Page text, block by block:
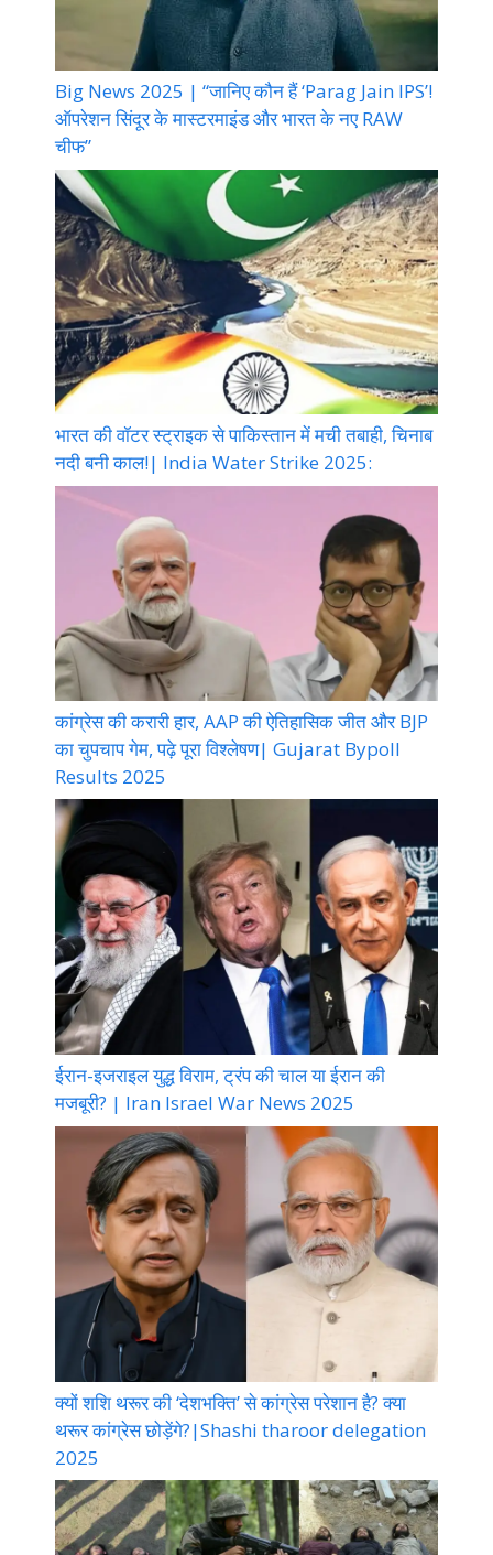
Big News 2025 | “जानिए कौन हैं ‘Parag Jain IPS’!
ऑपरेशन सिंदूर के मास्टरमाइंड और भारत के नए RAW
चीफ”
भारत की वॉटर स्ट्राइक से पाकिस्तान में मची तबाही, चिनाब
नदी बनी काल!| India Water Strike 2025:
कांग्रेस की करारी हार, AAP की ऐतिहासिक जीत और BJP
का चुपचाप गेम, पढ़े पूरा विश्लेषण| Gujarat Bypoll
Results 2025
ईरान-इजराइल युद्ध विराम, ट्रंप की चाल या ईरान की
मजबूरी? | Iran Israel War News 2025
क्यों शशि थरूर की ‘देशभक्ति’ से कांग्रेस परेशान है? क्या
थरूर कांग्रेस छोड़ेंगे?|Shashi tharoor delegation
2025